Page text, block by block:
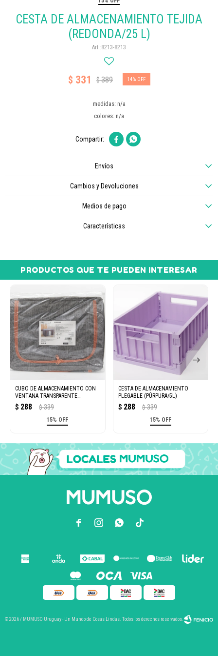
CESTA DE ALMACENAMIENTO TEJIDA
(REDONDA/25 L)
8213-8213
$ 331 $389 14
medidas: n/a
colores: n/a
 
Envíos
Cambios y Devoluciones
Medios de pago
Características
PRODUCTOS QUE TE PUEDEN INTERESAR
CUBO DE ALMACENAMIENTO CON
VENTANA TRANSPARENTE
(GRIS/24L)
$ 288 $ 339
15% OFF
CESTA DE ALMACENAMIENTO
PLEGABLE (PÚRPURA/5L)
$ 288 $ 339
15% OFF
  
© 2026 / MUMUSO Uruguay - Un Mundo de Cosas Lindas. Todos los derechos reservados.